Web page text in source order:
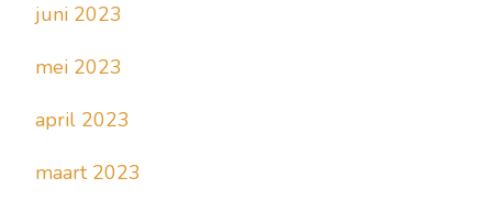
juni 2023
mei 2023
april 2023
maart 2023